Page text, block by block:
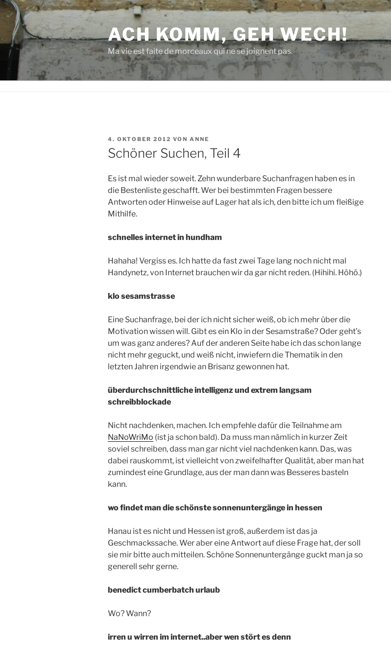
Zum
Inhalt
springen
ACH KOMM, GEH WECH!
Ma vie est faite de morceaux qui ne se joignent pas.
VERÖFFENTLICHT
AM
4. OKTOBER 2012 VON ANNE
Schöner Suchen, Teil 4
Es ist mal wieder soweit. Zehn wunderbare Suchanfragen haben es in
die Bestenliste geschafft. Wer bei bestimmten Fragen bessere
Antworten oder Hinweise auf Lager hat als ich, den bitte ich um fleißige
Mithilfe.
schnelles internet in hundham
Hahaha! Vergiss es. Ich hatte da fast zwei Tage lang noch nicht mal
Handynetz, von Internet brauchen wir da gar nicht reden. (Hihihi. Höhö.)
klo sesamstrasse
Eine Suchanfrage, bei der ich nicht sicher weiß, ob ich mehr über die
Motivation wissen will. Gibt es ein Klo in der Sesamstraße? Oder geht’s
um was ganz anderes? Auf der anderen Seite habe ich das schon lange
nicht mehr geguckt, und weiß nicht, inwiefern die Thematik in den
letzten Jahren irgendwie an Brisanz gewonnen hat.
überdurchschnittliche intelligenz und extrem langsam
schreibblockade
Nicht nachdenken, machen. Ich empfehle dafür die Teilnahme am
NaNoWriMo (ist ja schon bald). Da muss man nämlich in kurzer Zeit
soviel schreiben, dass man gar nicht viel nachdenken kann. Das, was
dabei rauskommt, ist vielleicht von zweifelhafter Qualität, aber man hat
zumindest eine Grundlage, aus der man dann was Besseres basteln
kann.
wo findet man die schönste sonnenuntergänge in hessen
Hanau ist es nicht und Hessen ist groß, außerdem ist das ja
Geschmackssache. Wer aber eine Antwort auf diese Frage hat, der soll
sie mir bitte auch mitteilen. Schöne Sonnenuntergänge guckt man ja so
generell sehr gerne.
benedict cumberbatch urlaub
Wo? Wann?
irren u wirren im internet..aber wen stört es denn